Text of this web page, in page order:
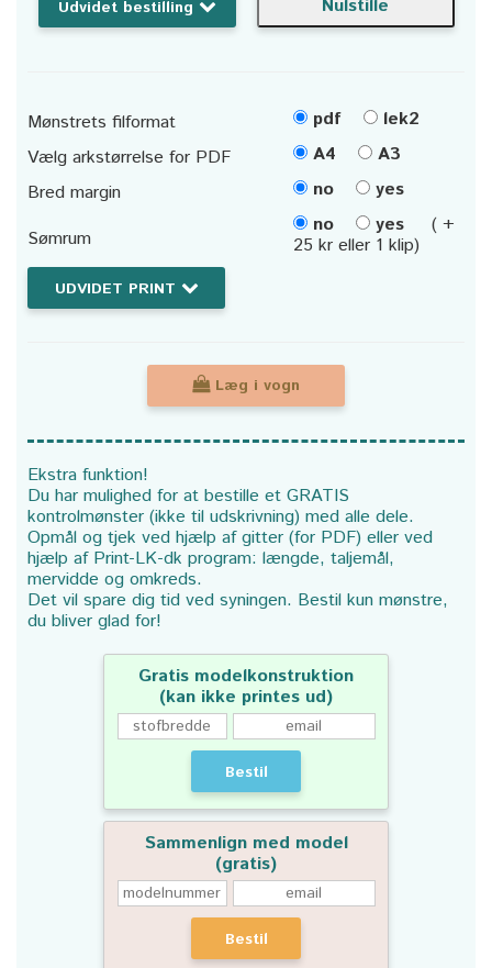
Udvidet bestilling
Mønstrets filformat pdf
lek2
Vælg arkstørrelse for PDF
A4
A3
Bred margin
no
yes
Sømrum
no yes
( +
25 kr eller 1 klip)
UDVIDET PRINT
Læg i vogn
Ekstra funktion!
Du har mulighed for at bestille et GRATIS
kontrolmønster (ikke til udskrivning) med alle dele.
Opmål og tjek ved hjælp af gitter (for PDF) eller ved
hjælp af Print-LK-dk program: længde, taljemål,
mervidde og omkreds.
Det vil spare dig tid ved syningen. Bestil kun mønstre,
du bliver glad for!
Gratis modelkonstruktion
(kan ikke printes ud)
Bestil
Sammenlign med model
(gratis)
Bestil